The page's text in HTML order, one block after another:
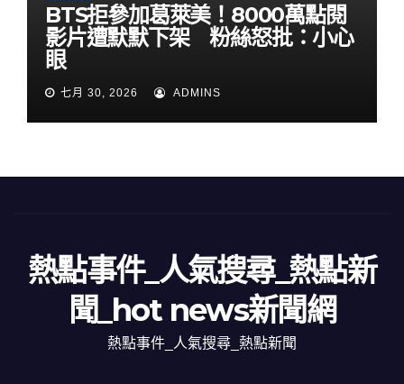
BTS拒參加葛萊美！8000萬點閱
影片遭默默下架 粉絲怒批：小心
眼
七月 30, 2026 ADMINS
熱點事件_人氣搜尋_熱點新
聞_hot news新聞網
熱點事件_人氣搜尋_熱點新聞